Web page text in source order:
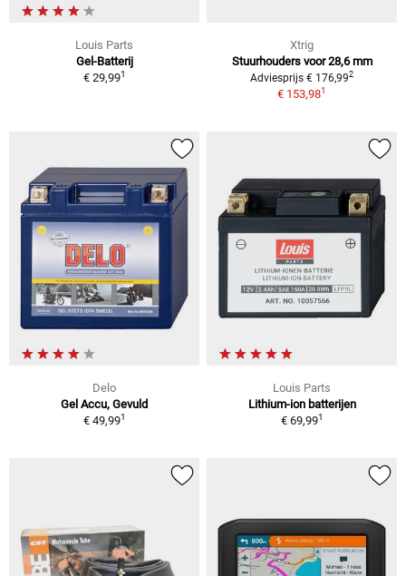
Louis Parts
Gel-Batterij
€ 29,991
Xtrig
Stuurhouders voor 28,6 mm
Adviesprijs € 176,992
€ 153,981
Delo
Gel Accu, Gevuld
€ 49,991
Louis Parts
Lithium-ion batterijen
€ 69,991